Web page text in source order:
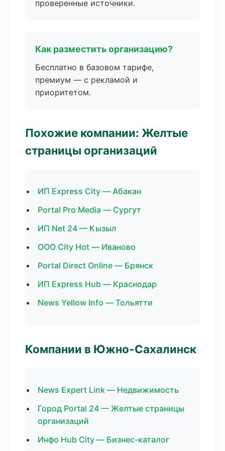
проверенные источники.
Как разместить организацию?
Бесплатно в базовом тарифе,
премиум — с рекламой и
приоритетом.
Похожие компании: Желтые
страницы организаций
ИП Express City — Абакан
Portal Pro Media — Сургут
ИП Net 24 — Кызыл
ООО City Hot — Иваново
Portal Direct Online — Брянск
ИП Express Hub — Краснодар
News Yellow Info — Тольятти
Компании в Южно-Сахалинск
News Expert Link — Недвижимость
Город Portal 24 — Желтые страницы
организаций
Инфо Hub City — Бизнес-каталог